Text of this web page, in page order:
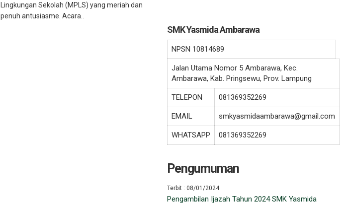
Lingkungan Sekolah (MPLS) yang meriah dan
penuh antusiasme. Acara..
SMK Yasmida Ambarawa
NPSN 10814689
Jalan Utama Nomor 5 Ambarawa, Kec.
Ambarawa, Kab. Pringsewu, Prov. Lampung
TELEPON 081369352269
EMAIL smkyasmidaambarawa@gmail.com
WHATSAPP 081369352269
Pengumuman
Terbit : 08/01/2024
Pengambilan Ijazah Tahun 2024 SMK Yasmida